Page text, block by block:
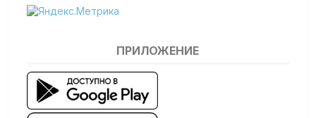
ПРИЛОЖЕНИЕ